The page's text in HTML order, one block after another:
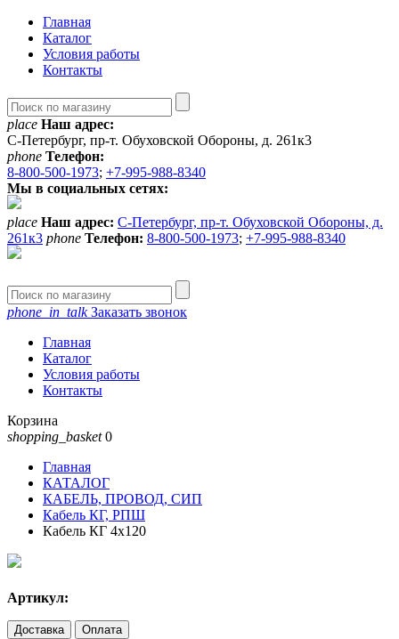
Главная
Каталог
Условия работы
Контакты
place Наш адрес:
С-Петербург, пр-т. Обуховской Обороны, д. 261к3
phone Телефон:
8-800-500-1973; +7-995-988-8340
Мы в социальных сетях:
place Наш адрес: С-Петербург, пр-т. Обуховской Обороны, д.
261к3 phone Телефон: 8-800-500-1973; +7-995-988-8340
phone_in_talkЗаказать звонок
Главная
Каталог
Условия работы
Контакты
Корзина
shopping_basket 0
Главная
КАТАЛОГ
КАБЕЛЬ, ПРОВОД, СИП
Кабель КГ, РПШ
Кабель КГ 4х120
Артикул:
Доставка Оплата